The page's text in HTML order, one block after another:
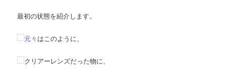
最初の状態を紹介します。
元々 はこのように、
クリアーレンズだった物に、